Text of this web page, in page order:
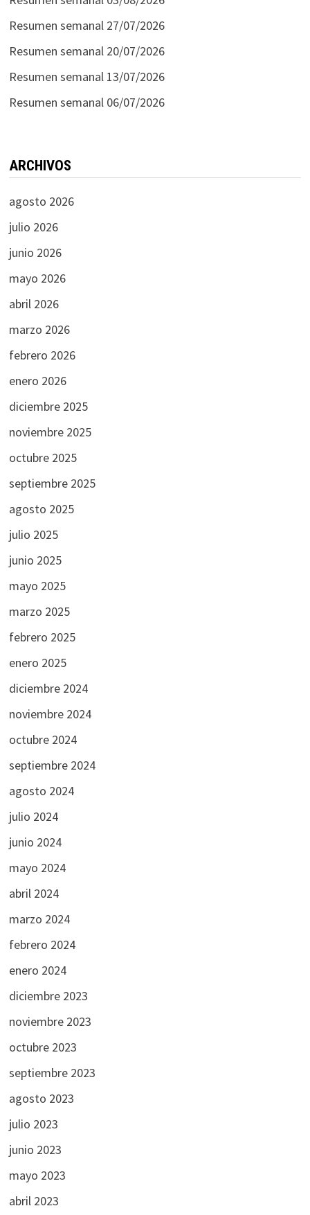
Resumen semanal 27/07/2026
Resumen semanal 20/07/2026
Resumen semanal 13/07/2026
Resumen semanal 06/07/2026
ARCHIVOS
agosto 2026
julio 2026
junio 2026
mayo 2026
abril 2026
marzo 2026
febrero 2026
enero 2026
diciembre 2025
noviembre 2025
octubre 2025
septiembre 2025
agosto 2025
julio 2025
junio 2025
mayo 2025
marzo 2025
febrero 2025
enero 2025
diciembre 2024
noviembre 2024
octubre 2024
septiembre 2024
agosto 2024
julio 2024
junio 2024
mayo 2024
abril 2024
marzo 2024
febrero 2024
enero 2024
diciembre 2023
noviembre 2023
octubre 2023
septiembre 2023
agosto 2023
julio 2023
junio 2023
mayo 2023
abril 2023